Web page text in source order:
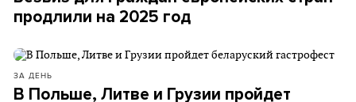
продлили на 2025 год
ЗА ДЕНЬ
В Польше, Литве и Грузии пройдет